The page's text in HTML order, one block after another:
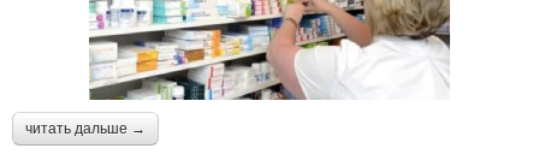
читать дальше →